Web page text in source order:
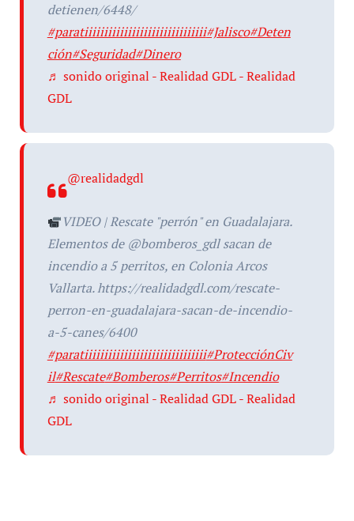
detienen/6448/
#paratiiiiiiiiiiiiiiiiiiiiiiiiiiiiiii#Jalisco#Deten
ción#Seguridad#Dinero
♬ sonido original - Realidad GDL - Realidad
GDL
@realidadgdl
VIDEO | Rescate "perrón" en Guadalajara.
Elementos de @bomberos_gdl sacan de
incendio a 5 perritos, en Colonia Arcos
Vallarta. https://realidadgdl.com/rescate-
perron-en-guadalajara-sacan-de-incendio-
a-5-canes/6400
#paratiiiiiiiiiiiiiiiiiiiiiiiiiiiiiii#ProtecciónCiv
il#Rescate#Bomberos#Perritos#Incendio
♬ sonido original - Realidad GDL - Realidad
GDL